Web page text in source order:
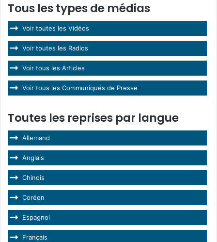
Tous les types de médias
Voir toutes les Vidéos
Voir toutes les Radios
Voir tous les Articles
Voir tous les Communiqués de Presse
Toutes les reprises par langue
Allemand
Anglais
Chinois
Coréen
Espagnol
Français